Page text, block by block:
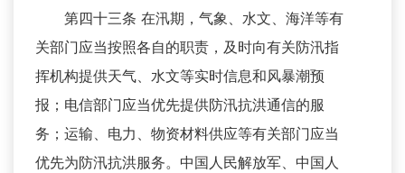
第四十三条 在汛期，气象、水文、海洋等有
关部门应当按照各自的职责，及时向有关防汛指
挥机构提供天气、水文等实时信息和风暴潮预
报；电信部门应当优先提供防汛抗洪通信的服
务；运输、电力、物资材料供应等有关部门应当
优先为防汛抗洪服务。中国人民解放军、中国人